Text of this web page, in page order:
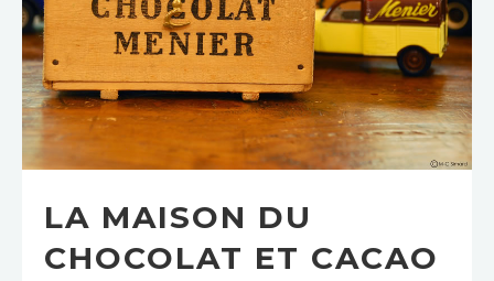
LA MAISON DU
CHOCOLAT ET CACAO